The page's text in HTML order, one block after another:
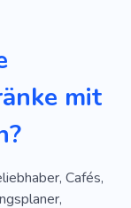
Menü
mit
Cafés,